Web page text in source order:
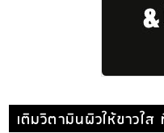
เติมวิตามินผิวให้ขาวใ